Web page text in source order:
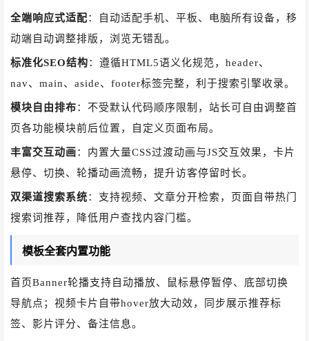
全端响应式适配：自动适配手机、平板、电脑所有设备，移
动端自动调整排版，浏览无错乱。
标准化SEO结构：遵循HTML5语义化规范，header、
nav、main、aside、footer标签完整，利于搜索引擎收录。
模块自由排布：不受默认代码顺序限制，站长可自由调整首
页各功能模块前后位置，自定义页面布局。
丰富交互动画：内置大量CSS过渡动画与JS交互效果，卡片
悬停、切换、轮播动画流畅，提升访客停留时长。
双渠道搜索系统：支持视频、文章分开检索，页面自带热门
搜索词推荐，降低用户查找内容门槛。
模板全套内置功能
首页Banner轮播支持自动播放、鼠标悬停暂停、底部切换
导航点；视频卡片自带hover放大动效，同步展示推荐标
签、影片评分、备注信息。